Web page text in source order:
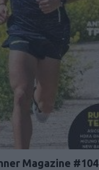
Magazine #104